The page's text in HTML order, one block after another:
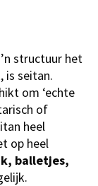
structuur het
is seitan.
om ‘echte
of
heel
op heel
balletjes,